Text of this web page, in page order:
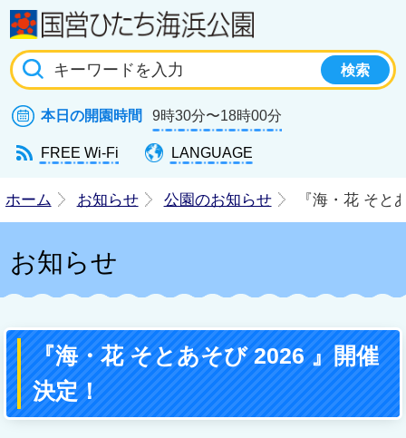
本日の開園時間 9時30分〜18時00分
FREE Wi-Fi LANGUAGE
ホーム お知らせ 公園のお知らせ 『海・花 そと
お知らせ
『海・花 そとあそび 2026 』開催
決定！